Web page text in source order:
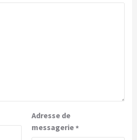
Adresse de
messagerie*